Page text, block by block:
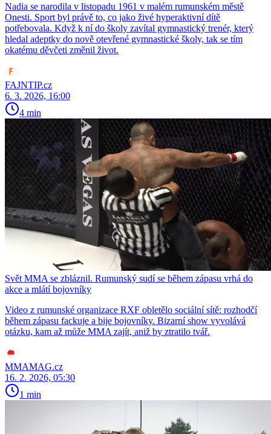
Nadia se narodila v listopadu 1961 v malém rumunském městě
Onesti. Sport byl právě to, co jako živé hyperaktivní dítě
potřebovala. Když k ní do školy zavítal gymnastický trenér, který
hledal adeptky do nově otevřené gymnastické školy, tak se tím
okatému děvčeti změnil život.
FAJNTIP.cz
6. 3. 2026, 16:00
4 min
Svět MMA se zbláznil. Rumunský sudí se během zápasu vrhá do
akce a mlátí bojovníky
Video z rumunské organizace RXF obletělo sociální sítě: rozhodčí
během zápasu fackuje a bije bojovníky. Bizarní show vyvolává
otázku, kam až může MMA zajít, aniž by ztratilo tvář.
MMAMAG.cz
16. 2. 2026, 05:30
1 min